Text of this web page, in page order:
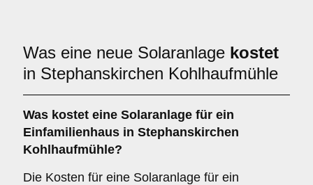
Was eine neue Solaranlage kostet
in Stephanskirchen Kohlhaufmühle
Was kostet eine Solaranlage für ein
Einfamilienhaus in Stephanskirchen
Kohlhaufmühle?
Die Kosten für eine Solaranlage für ein